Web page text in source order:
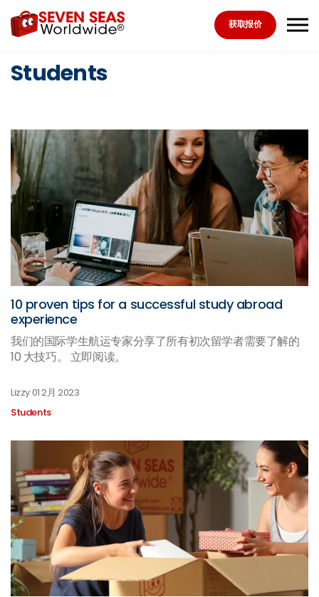
Skip to the content
获取报价
Students
10 proven tips for a successful study abroad
experience
我们的国际学生航运专家分享了所有初次留学者需要了解的
10 大技巧。 立即阅读。
Lizzy01 2月 2023
Students